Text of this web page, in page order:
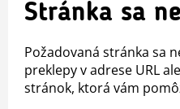
Stránka sa
Požadovaná stránka sa
preklepy v adrese URL
stránok, ktorá vám